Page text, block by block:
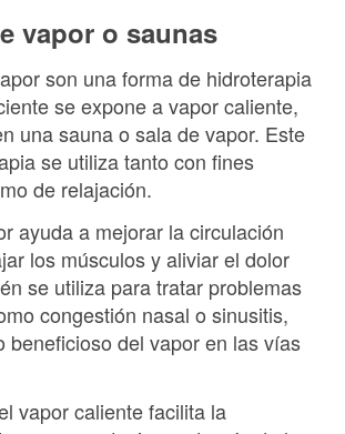
vapor o saunas
son una forma de hidroterapia
se expone a vapor caliente,
una sauna o sala de vapor. Este
se utiliza tanto con fines
de relajación.
ayuda a mejorar la circulación
los músculos y aliviar el dolor
se utiliza para tratar problemas
congestión nasal o sinusitis,
beneficioso del vapor en las vías
vapor caliente facilita la